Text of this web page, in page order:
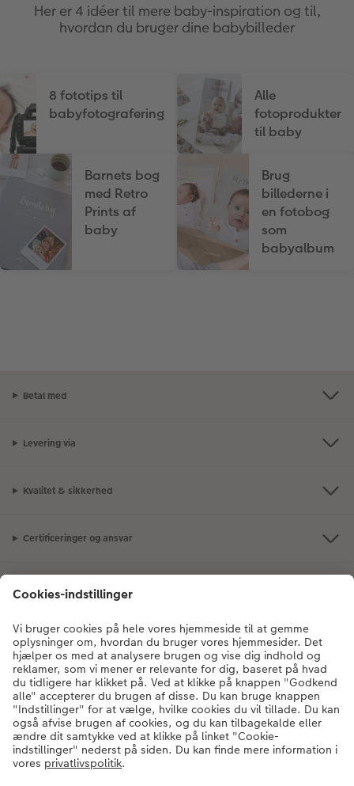
Her er 4 idéer til mere baby-inspiration og til,
hvordan du bruger dine babybilleder
8 fototips til
babyfotografering
Alle
fotoprodukter
til baby
Barnets bog
med Retro
Prints af
baby
Brug
billederne i
en fotobog
som
babyalbum
Betal med
Levering via
Kvalitet & sikkerhed
Certificeringer og ansvar
Kundeservice
Om CEWE
Fotoprodukter
Andre produkter